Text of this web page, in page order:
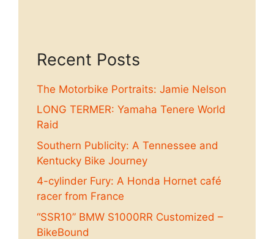
Recent Posts
The Motorbike Portraits: Jamie Nelson
LONG TERMER: Yamaha Tenere World
Raid
Southern Publicity: A Tennessee and
Kentucky Bike Journey
4-cylinder Fury: A Honda Hornet café
racer from France
“SSR10” BMW S1000RR Customized –
BikeBound